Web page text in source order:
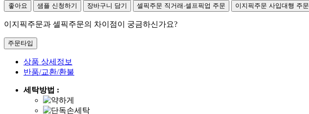
좋아요
샘플 신청하기 장바구니 담기 셀픽주문 직거래·셀프픽업 주문 이지픽주문 사입대행 주문
이지픽주문과 셀픽주문의 차이점이 궁금하신가요?
주문타입
상품 상세정보
반품/교환/환불
세탁방법 :